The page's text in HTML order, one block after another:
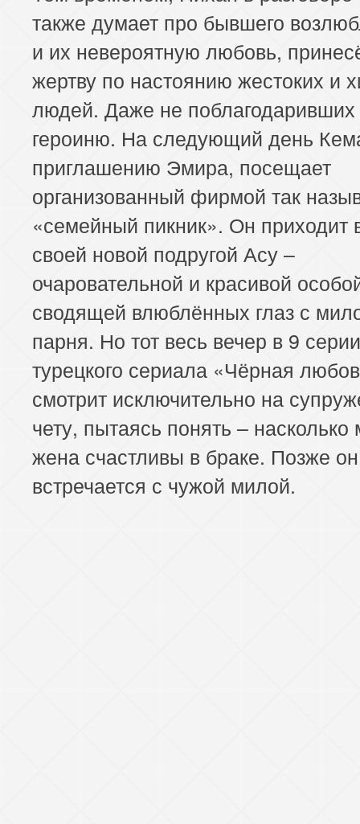
также думает про бывшего
и их невероятную любовь,
жертву по настоянию жестоких и
людей. Даже не поблагодаривших
героиню. На следующий день
приглашению Эмира, посещает
организованный фирмой так
«семейный пикник». Он приходит
своей новой подругой Асу –
очаровательной и красивой
сводящей влюблённых глаз с
парня. Но тот весь вечер в 9 серии
турецкого сериала «Чёрная
смотрит исключительно на
чету, пытаясь понять –
жена счастливы в браке. Позже он
встречается с чужой милой.